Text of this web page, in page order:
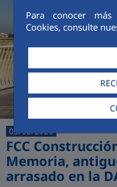
Para conocer
Cookies, consulte
05/08/2026
FCC
Memoria,
arrasado en la